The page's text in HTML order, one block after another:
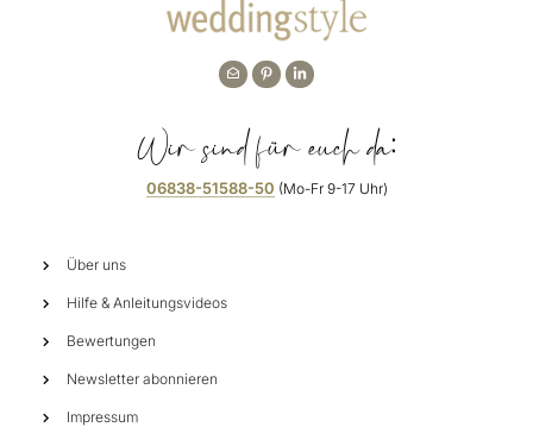
Wir sind für euch da:
06838-51588-50 (Mo-Fr 9-17 Uhr)
Über uns
Hilfe & Anleitungsvideos
Bewertungen
Newsletter abonnieren
Impressum